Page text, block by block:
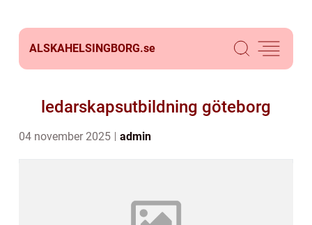
ALSKAHELSINGBORG.se
ledarskapsutbildning göteborg
04 november 2025 admin